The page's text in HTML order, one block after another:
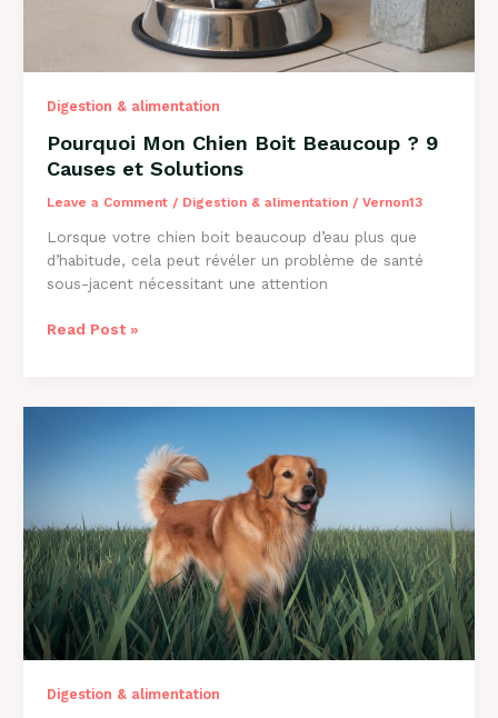
Digestion & alimentation
Pourquoi Mon Chien Boit Beaucoup ? 9
Causes et Solutions
Leave a Comment / Digestion & alimentation/ Vernon13
Lorsque votre chien boit beaucoup d’eau plus que
d’habitude, cela peut révéler un problème de santé
sous-jacent nécessitant une attention
Pourquoi
Solutions
Read Post »
Digestion & alimentation